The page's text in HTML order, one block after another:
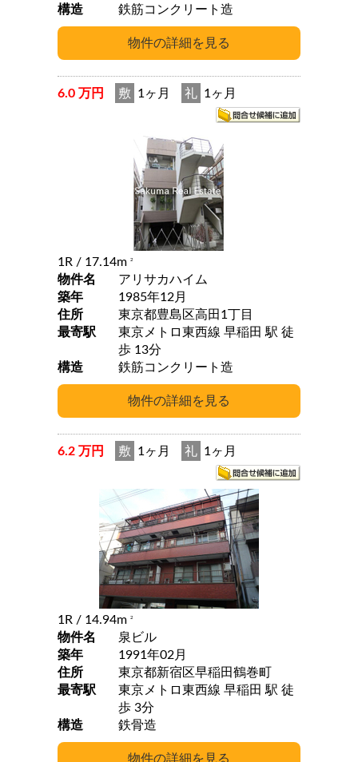
構造
鉄筋コンクリート造
6.0 万円 敷 1ヶ月 礼 1ヶ月
1R / 17.14m 2
物件名
アリサカハイム
築年
1985年12月
住所
東京都豊島区高田1丁目
最寄駅
東京メトロ東西線 早稲田 駅 徒
歩 13分
構造
鉄筋コンクリート造
6.2 万円 敷 1ヶ月 礼 1ヶ月
1R / 14.94m 2
物件名
泉ビル
築年
1991年02月
住所
東京都新宿区早稲田鶴巻町
最寄駅
東京メトロ東西線 早稲田 駅 徒
歩 3分
構造
鉄骨造